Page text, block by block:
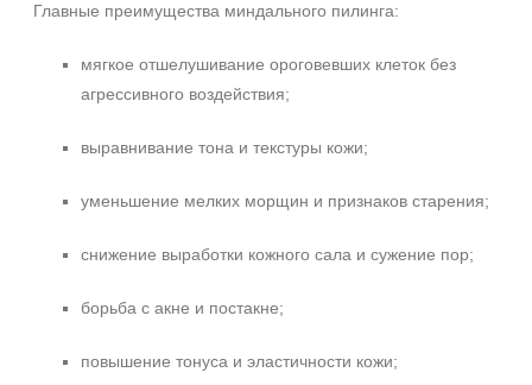
Главные преимущества миндального пилинга:
мягкое отшелушивание ороговевших клеток без
агрессивного воздействия;
выравнивание тона и текстуры кожи;
уменьшение мелких морщин и признаков старения;
снижение выработки кожного сала и сужение пор;
борьба с акне и постакне;
повышение тонуса и эластичности кожи;